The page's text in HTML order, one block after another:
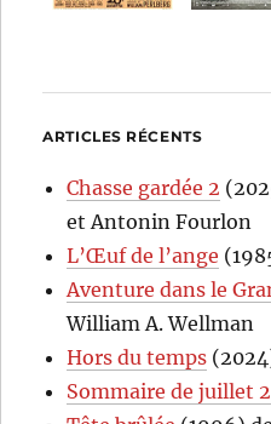
ARTICLES RÉCENTS
Chasse gardée 2
et Antonin Fourlon
L’Œuf de l’ange
Aventure dans le
William A. Wellman
Hors du temps
Sommaire de juillet